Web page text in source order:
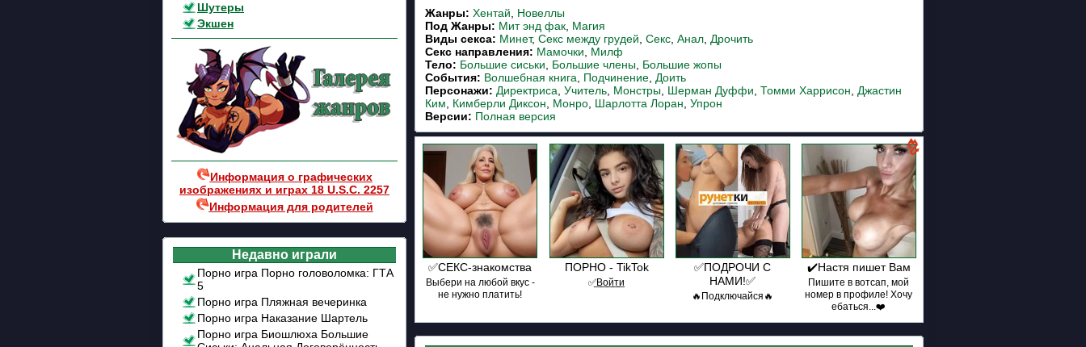
Шутеры
Экшен
Информация о графических
изображениях и играх 18 U.S.C. 2257
Информация для родителей
Недавно играли
Порно игра Порно головоломка: ГТА
5
Порно игра Пляжная вечеринка
Порно игра Наказание Шартель
Порно игра Биошлюха Большие
Жанры: Хентай
Новеллы
Под Жанры: Мит энд фак Магия
Виды секса: Минет, Секс между грудей Секс Анал Дрочить
Cекс направления: Мамочки
Милф
Тело: Большие сиськи Большие члены Большие жопы
События: Волшебная книга Подчинение Доить
Персонажи: Директриса Учитель Монстры Шерман Дуффи Томми Харрисон
Джастин
Ким
Кимберли Диксон Монро Шарлотта Лоран Упрон
Версии: Полная версия
✅СЕКС-знакомства
Выбери на любой вкус -
не нужно платить!
ПОРНО - TikTok
✅͟В͟о͟й͟т͟и
✅ПОДРОЧИ С
НАМИ!✅
🔥Подключайся🔥
✔️Настя пишет Вам
Пишите в вотсап, мой
номер в профиле! Хочу
ебаться...❤️